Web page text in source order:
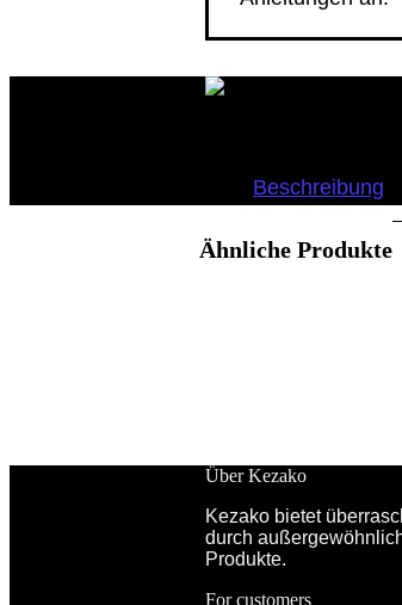
Beschreibung
Ähnliche Produkte
Über Kezako
Kezako bietet
durch
Produkte.
For customers